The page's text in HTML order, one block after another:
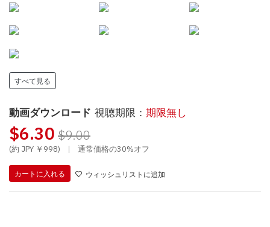
すべて見る
動画ダウンロード 視聴期限： 期限無し
$6.30 $9.00
(約 JPY ￥998) | 通常価格の30%オフ
カートに入れる ウィッシュリストに追加